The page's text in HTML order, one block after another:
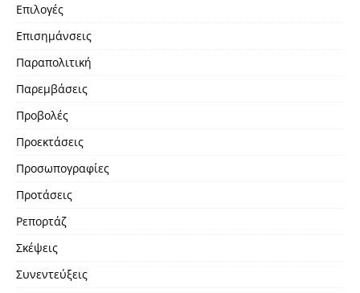
Επιλογές
Επισημάνσεις
Παραπολιτική
Παρεμβάσεις
Προβολές
Προεκτάσεις
Προσωπογραφίες
Προτάσεις
Ρεπορτάζ
Σκέψεις
Συνεντεύξεις